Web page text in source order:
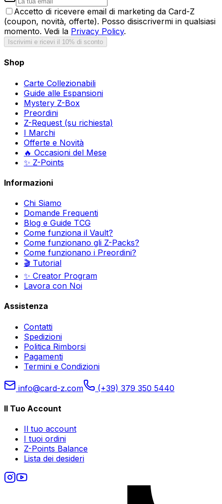
Accetto di ricevere email di marketing da Card-Z
(coupon, novità, offerte). Posso disiscrivermi in qualsiasi
momento. Vedi la Privacy Policy.
Iscrivimi e ricevi il 10% di sconto
Shop
Carte Collezionabili
Guide alle Espansioni
Mystery Z-Box
Preordini
Z-Request (su richiesta)
I Marchi
Offerte e Novità
🔥 Occasioni del Mese
✨ Z-Points
Informazioni
Chi Siamo
Domande Frequenti
Blog e Guide TCG
Come funziona il Vault?
Come funzionano gli Z-Packs?
Come funzionano i Preordini?
🎬 Tutorial
✨ Creator Program
Lavora con Noi
Assistenza
Contatti
Spedizioni
Politica Rimborsi
Pagamenti
Termini e Condizioni
info@card-z.com (+39) 379 350 5440
Il Tuo Account
Il tuo account
I tuoi ordini
Z-Points Balance
Lista dei desideri